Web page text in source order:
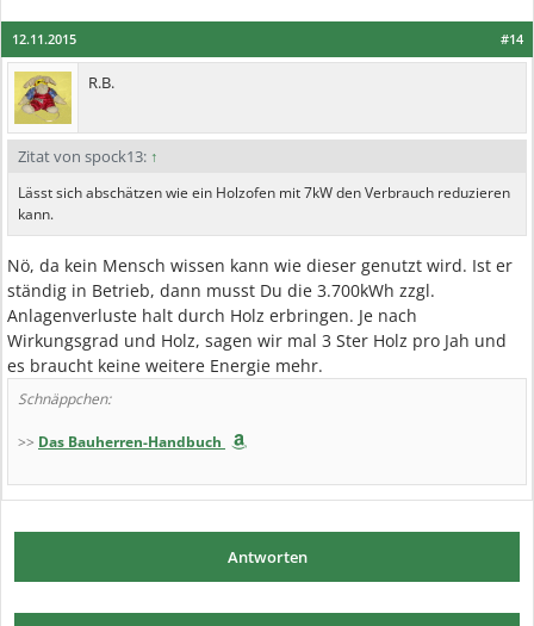
#14
12.11.2015
R.B.
Zitat von spock13: ↑
Lässt sich abschätzen wie ein Holzofen mit 7kW den Verbrauch reduzieren
kann.
Nö, da kein Mensch wissen kann wie dieser genutzt wird. Ist er
ständig in Betrieb, dann musst Du die 3.700kWh zzgl.
Anlagenverluste halt durch Holz erbringen. Je nach
Wirkungsgrad und Holz, sagen wir mal 3 Ster Holz pro Jah und
es braucht keine weitere Energie mehr.
Schnäppchen:
>> Das Bauherren-Handbuch
Antworten